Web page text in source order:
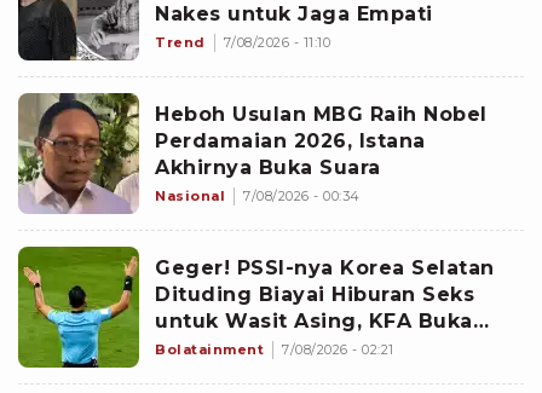
Nakes untuk Jaga Empati
Trend 7/08/2026 - 11:10
Heboh Usulan MBG Raih Nobel
Perdamaian 2026, Istana
Akhirnya Buka Suara
Nasional 7/08/2026 - 00:34
Geger! PSSI-nya Korea Selatan
Dituding Biayai Hiburan Seks
untuk Wasit Asing, KFA Buka
Suara
Bolatainment 7/08/2026 - 02:21